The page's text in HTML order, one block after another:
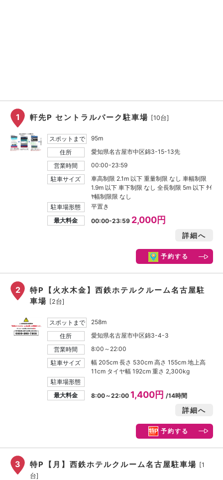
1 軒先P セントラルパーク駐車場 [10台]
スポットまで
95m
住所
愛知県名古屋市中区錦3-15-13先
営業時間
00:00-23:59
駐車サイズ
車高制限 2.1m 以下 重量制限 なし 車幅制限
1.9m 以下 車下制限 なし 全長制限 5m 以下 ﾀｲ
ﾔ幅制限限 なし
駐車場形態
平置き
最大料金
00:00-23:59 2,000円
詳細へ
予約する
2
特P【火水木金】西鉄ホテルクルーム名古屋駐
車場 [2台]
スポットまで
258m
住所
愛知県名古屋市中区錦3-4-3
営業時間
8:00～22:00
駐車サイズ
幅 205cm 長さ 530cm 高さ 155cm 地上高
11cm タイヤ幅 192cm 重さ 2,300kg
駐車場形態
最大料金
8:00～22:00 1,400円 /14時間
詳細へ
予約する
3 特P【月】西鉄ホテルクルーム名古屋駐車場 [1
台]